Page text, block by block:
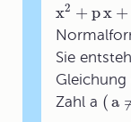
x2 + px +
Sie
Zahl a (a